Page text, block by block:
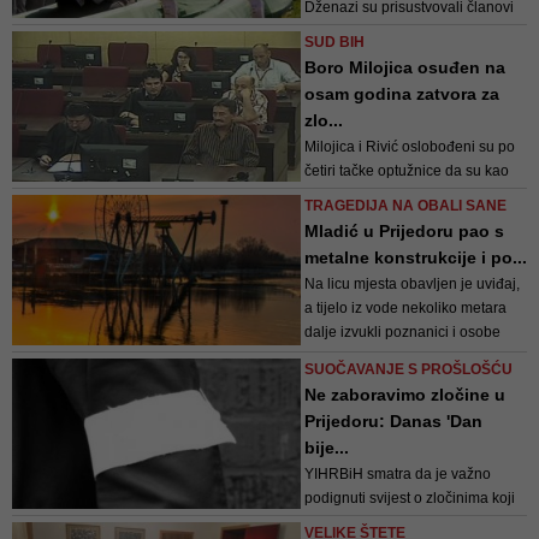
Dženazi su prisustvovali članovi
Predsjedništva BiH Šefik
Džaferović i potpredsjednik RS-a
Ramiz Salkić
SUD BIH
Boro Milojica osuđen na
osam godina zatvora za
zlo...
Milojica i Rivić oslobođeni su po
četiri tačke optužnice da su kao
bošnjačke i hrvatske
nacionalnosti u julu 1992.
TRAGEDIJA NA OBALI SANE
Mladić u Prijedoru pao s
metalne konstrukcije i po...
Na licu mjesta obavljen je uviđaj,
a tijelo iz vode nekoliko metara
dalje izvukli poznanici i osobe
koje su se tu zadesile
SUOČAVANJE S PROŠLOŠĆU
Ne zaboravimo zločine u
Prijedoru: Danas 'Dan
bije...
YIHRBiH smatra da je važno
podignuti svijest o zločinima koji
su se desili u proteklom ratu i
VELIKE ŠTETE